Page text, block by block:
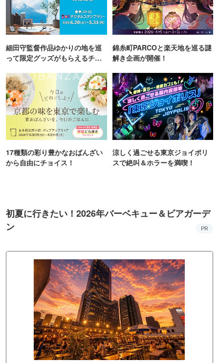
細田守監督作品ゆかりの地を巡
って限定グッズがもらえるチャ
錦糸町PARCOと楽天地を巡る謎
解き企画が開催！
17種類の彩り豊かなおばんざい
から自由にチョイス！
涼しく過ごせる東京ジョイポリ
スで絶叫＆ホラーを満喫！
初夏に行きたい！2026年バーベキュー＆ビアガーデ
ン
PR